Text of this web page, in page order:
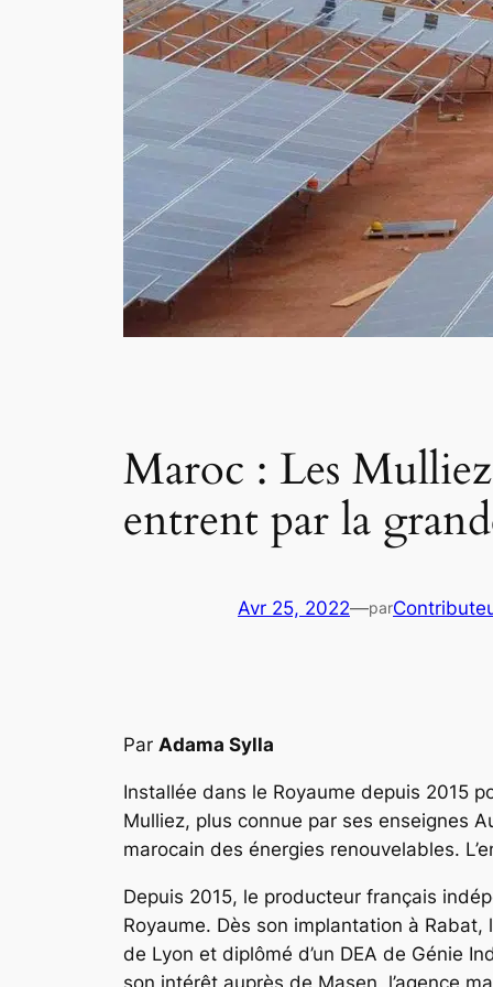
Maroc : Les
entrent par la
Avr 25, 2022—par
Par Adama Sylla
Installée dans le Royaume depuis 2015
Mulliez, plus connue par ses enseignes
marocain des énergies renouvelables.
Depuis 2015, le producteur français
Royaume. Dès son implantation à
de Lyon et diplômé d’un DEA de Génie
son intérêt auprès de Masen, l’agence